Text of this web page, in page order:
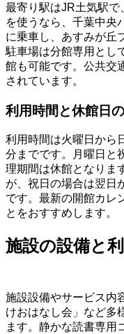
最寄り駅はJR土気駅で
を使うなら、千葉中央
に乗車し、あすみが丘
駐車場は分館専用とし
館も可能です。公共交
されています。
利用時間と休館日
利用時間は火曜日から
分までです。月曜日と
理期間は休館となりま
が、祝日の場合は翌日
です。最新の開館カレ
とをおすすめします。
施設の設備と
施設設備やサービス内
けおはなし会」など多
ます。静かな読書専用